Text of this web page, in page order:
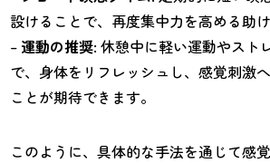
設けることで、再度集中力を高める助け
– 運動の推奨: 休憩中に軽い運動やスト
で、身体をリフレッシュし、感覚刺激
ことが期待できます。
このように、具体的な手法を通じて感